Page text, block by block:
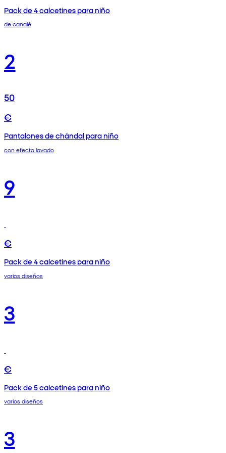
Pack de 4 calcetines para niño
de canalé
2
50
€
Pantalones de chándal para niño
con efecto lavado
9
€
Pack de 4 calcetines para niño
varios diseños
3
€
Pack de 5 calcetines para niño
varios diseños
3